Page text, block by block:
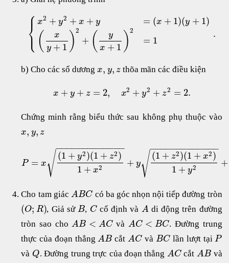
⎧
⎩
⎨⎪
⎪
x2 + y2 + x + y
(
x
y + 1 )2
+ (
y
x + 1 )2
= (x + 1)(y + 1)
= 1
.
b) Cho các số dươngx, y, zthõa mãn các điều kiện
x + y + z = 2, x2 + y2 + z2 = 2.
Chứng minh rằng biểu thức sau không phụ thuộc vào
x, y, z
P = x
(1 + y2)(1 + z2)
1 + x2
− −
−−−−−−−−−−−
√ + y
(1 + z2)(1 + x2 )
1 + y2
− −
−−−−−−−−−−−
√ +
Cho tam giác ABC có ba góc nhọn nội tiếp đường tròn
(O; R), Giả sửB, Ccố định và Adi động trên đường
tròn sao choAB < ACvà AC < BC. Đường trung
thực của đoạn thẳngAB cắtAC vàBC lần lượt tạiP
và Q. Đường trung trực của đoạn thẳng AC cắt AB và